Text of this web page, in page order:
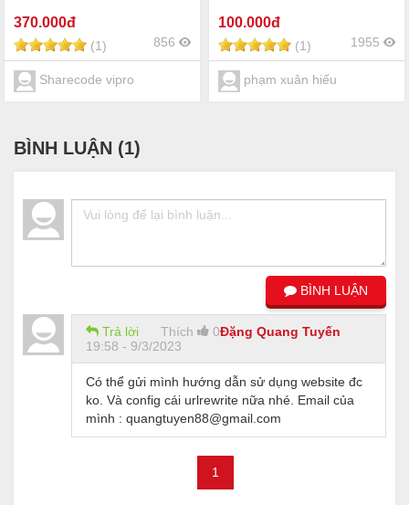
370.000đ
(1) 856
Sharecode vipro
100.000đ
(1) 1955
phạm xuân hiếu
BÌNH LUẬN (1)
BÌNH LUẬN
Đặng Quang Tuyến
Trả lời Thích
0
19:58 - 9/3/2023
Có thể gửi mình hướng dẫn sử dụng website đc
ko. Và config cái urlrewrite nữa nhé. Email của
mình : quangtuyen88@gmail.com
1